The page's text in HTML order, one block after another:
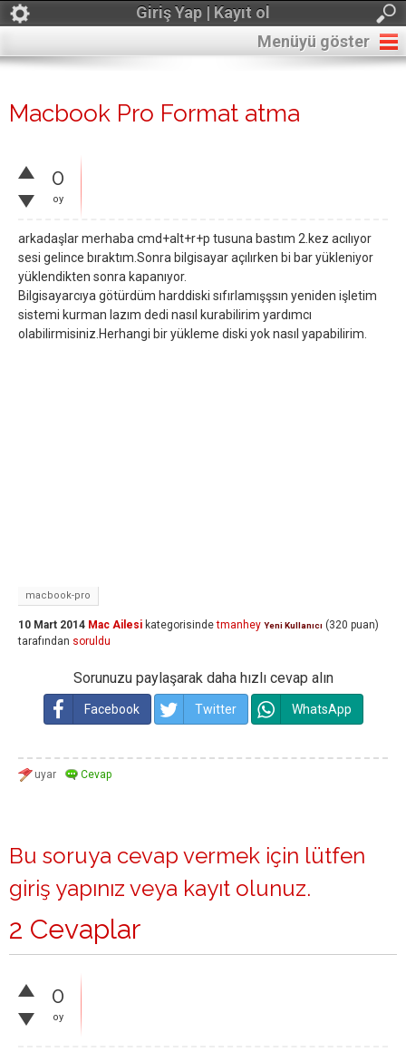
Giriş Yap | Kayıt ol
Menüyü göster
Macbook Pro Format atma
0
oy
arkadaşlar merhaba cmd+alt+r+p tusuna bastım 2.kez acılıyor
sesi gelince bıraktım.Sonra bilgisayar açılırken bi bar yükleniyor
yüklendikten sonra kapanıyor.
Bilgisayarcıya götürdüm harddiski sıfırlamışşsın yeniden işletim
sistemi kurman lazım dedi nasıl kurabilirim yardımcı
olabilirmisiniz.Herhangi bir yükleme diski yok nasıl yapabilirim.
macbook-pro
10 Mart 2014 Mac Ailesi kategorisinde tmanhey Yeni Kullanıcı (320 puan)
tarafından soruldu
Sorunuzu paylaşarak daha hızlı cevap alın
Facebook Twitter WhatsApp
Bu soruya cevap vermek için lütfen
giriş yapınız veya kayıt olunuz.
2 Cevaplar
0
oy